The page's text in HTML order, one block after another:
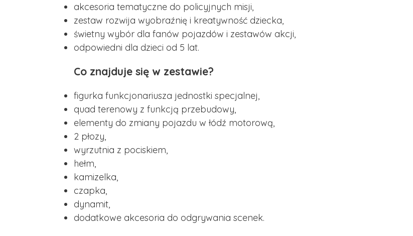
akcesoria tematyczne do policyjnych misji,
zestaw rozwija wyobraźnię i kreatywność dziecka,
świetny wybór dla fanów pojazdów i zestawów akcji,
odpowiedni dla dzieci od 5 lat.
Co znajduje się w zestawie?
figurka funkcjonariusza jednostki specjalnej,
quad terenowy z funkcją przebudowy,
elementy do zmiany pojazdu w łódź motorową,
2 płozy,
wyrzutnia z pociskiem,
hełm,
kamizelka,
czapka,
dynamit,
dodatkowe akcesoria do odgrywania scenek.